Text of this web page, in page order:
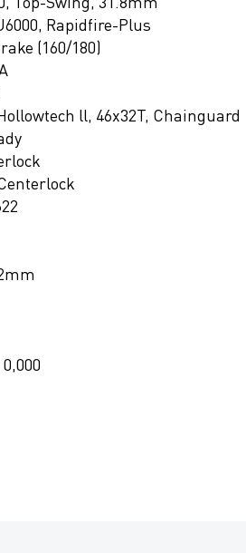
Rapidfire-Plus
(160/180)
ll, 46x32T, Chainguard